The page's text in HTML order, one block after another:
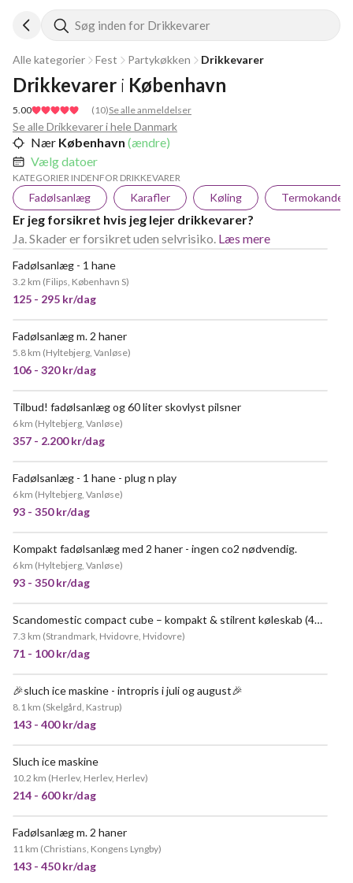
Søg inden for Drikkevarer
Alle kategorier Fest Partykøkken Drikkevarer
5.00 ( 10)Se alle anmeldelser
Drikkevarer i København
Se alle Drikkevarer i hele Danmark
Nær København (ændre)
Vælg datoer
KATEGORIER INDENFOR DRIKKEVARER
Fadølsanlæg Karafler Køling Termokande
Er jeg forsikret hvis jeg lejer drikkevarer?
Ja. Skader er forsikret uden selvrisiko. Læs mere
Fadølsanlæg - 1 hane
3.2 km (Filips, København S)
125 - 295 kr/dag
Fadølsanlæg m. 2 haner
5.8 km (Hyltebjerg, Vanløse)
106 - 320 kr/dag
Tilbud! fadølsanlæg og 60 liter skovlyst pilsner
6 km (Hyltebjerg, Vanløse)
357 - 2.200 kr/dag
Fadølsanlæg - 1 hane - plug n play
6 km (Hyltebjerg, Vanløse)
93 - 350 kr/dag
MEGET POPULÆR
Kompakt fadølsanlæg med 2 haner - ingen co2 nødvendig.
6 km (Hyltebjerg, Vanløse)
93 - 350 kr/dag
Scandomestic compact cube – kompakt & stilrent køleskab (48 l)
7.3 km (Strandmark, Hvidovre, Hvidovre)
71 - 100 kr/dag
🎉sluch ice maskine - intropris i juli og august🎉
8.1 km (Skelgård, Kastrup)
143 - 400 kr/dag
Sluch ice maskine
10.2 km (Herlev, Herlev, Herlev)
214 - 600 kr/dag
Fadølsanlæg m. 2 haner
11 km (Christians, Kongens Lyngby)
143 - 450 kr/dag